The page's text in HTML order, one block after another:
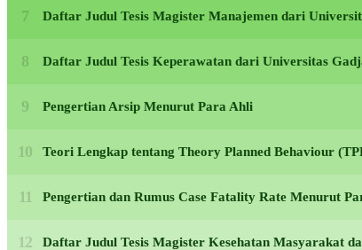
Daftar Judul Tesis Magister Manajemen dari
Daftar Judul Tesis Keperawatan dari Universitas
Pengertian Arsip Menurut Para Ahli
Teori Lengkap tentang Theory Planned Behaviour
Pengertian dan Rumus Case Fatality Rate Menurut
Daftar Judul Tesis Magister Kesehatan Masyarakat